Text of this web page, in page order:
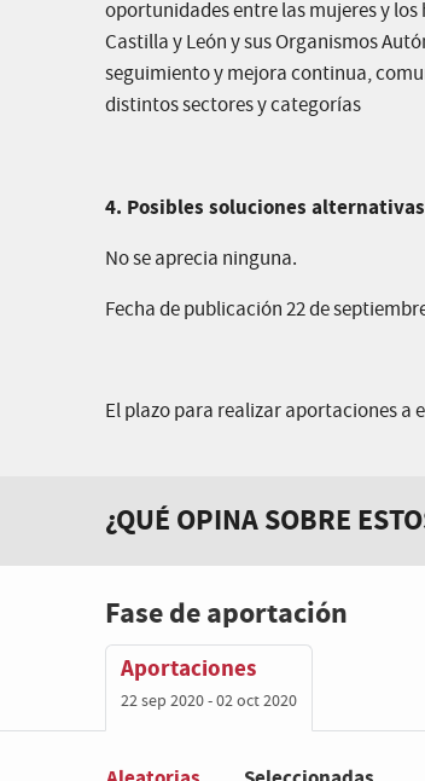
oportunidades entre las mujeres y
Castilla y León y sus Organismos
seguimiento y mejora continua,
distintos sectores y categorías
4. Posibles soluciones
No se aprecia ninguna.
Fecha de publicación 22 de
El plazo para realizar aportaciones a
¿QUÉ OPINA SOBRE
Fase de aportación
Aportaciones
22 sep 2020 - 02 oct 2020